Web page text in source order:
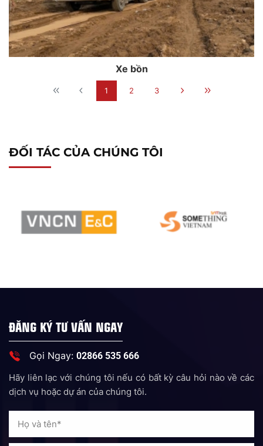
Xe bồn
1 2 3
ĐỐI TÁC CỦA CHÚNG TÔI
ĐĂNG KÝ TƯ VẤN NGAY
Gọi Ngay: 02866 535 666
Hãy liên lạc với chúng tôi nếu có bất kỳ câu hỏi nào về các
dịch vụ hoặc dự án của chúng tôi.